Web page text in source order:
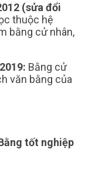
(sửa đổi
thuộc hệ
bằng cử nhân,
Bằng cử
văn bằng của
tốt nghiệp